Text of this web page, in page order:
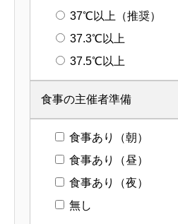
37℃以上（推奨）
37.3℃以上
37.5℃以上
食事の主催者準備
食事あり（朝）
食事あり（昼）
食事あり（夜）
無し